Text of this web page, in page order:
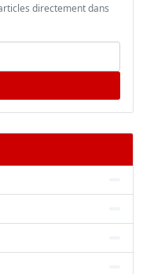
directement dans